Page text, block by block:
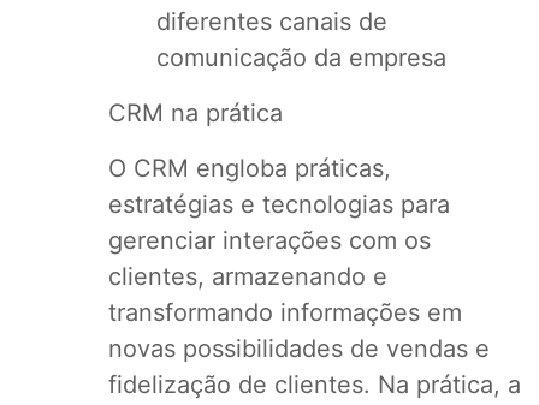
diferentes canais de
comunicação da empresa
CRM na prática
O CRM engloba práticas,
estratégias e tecnologias para
gerenciar interações com os
clientes, armazenando e
transformando informações em
novas possibilidades de vendas e
fidelização de clientes. Na prática, a